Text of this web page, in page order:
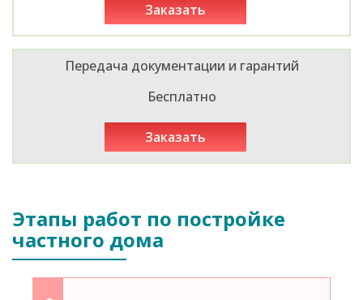
заказать
Передача документации и гарантий
Бесплатно
заказать
Этапы работ по постройке
частного дома